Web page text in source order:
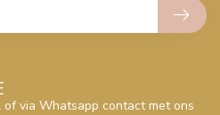
via Whatsapp contact met ons